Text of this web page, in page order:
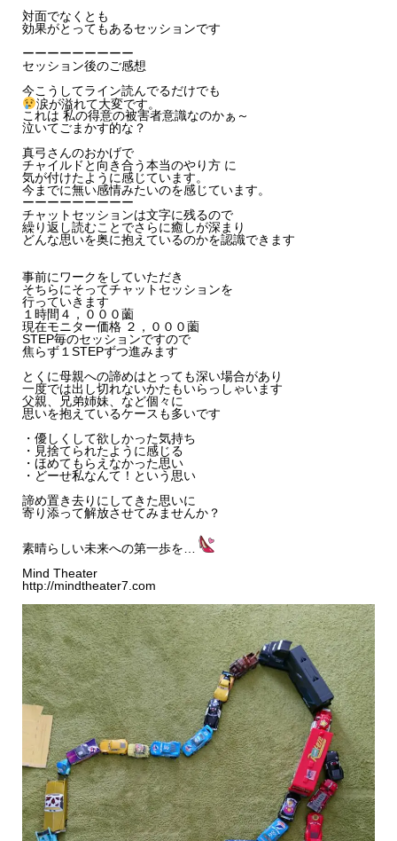
対面でなくとも
効果がとってもあるセッションです
ーーーーーーーーー
セッション後のご感想
今こうしてライン読んでるだけでも
涙が溢れて大変です。
これは 私の得意の被害者意識なのかぁ～
泣いてごまかす的な？
真弓さんのおかげで
チャイルドと向き合う本当のやり方 に
気が付けたように感じています。
今までに無い感情みたいのを感じています。
ーーーーーーーーー
チャットセッションは文字に残るので
繰り返し読むことでさらに癒しが深まり
どんな思いを奥に抱えているのかを認識できます
事前にワークをしていただき
そちらにそってチャットセッションを
行っていきます
１時間４，０００薗
現在モニター価格 ２，０００薗
STEP毎のセッションですので
焦らず１STEPずつ進みます
とくに母親への諦めはとっても深い場合があり
一度では出し切れないかたもいらっしゃいます
父親、兄弟姉妹、など個々に
思いを抱えているケースも多いです
・優しくして欲しかった気持ち
・見捨てられたように感じる
・ほめてもらえなかった思い
・どーせ私なんて！という思い
諦め置き去りにしてきた思いに
寄り添って解放させてみませんか？
素晴らしい未来への第一歩を…
Mind Theater
http://mindtheater7.com